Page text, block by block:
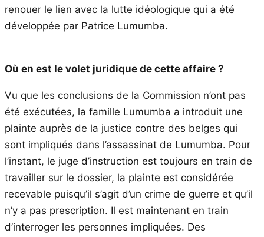
renouer le lien avec la lutte idéologique qui a été
développée par Patrice Lumumba.
Où en est le volet juridique de cette affaire ?
Vu que les conclusions de la Commission n’ont pas
été exécutées, la famille Lumumba a introduit une
plainte auprès de la justice contre des belges qui
sont impliqués dans l’assassinat de Lumumba. Pour
l’instant, le juge d’instruction est toujours en train de
travailler sur le dossier, la plainte est considérée
recevable puisqu’il s’agit d’un crime de guerre et qu’il
n’y a pas prescription. Il est maintenant en train
d’interroger les personnes impliquées. Des